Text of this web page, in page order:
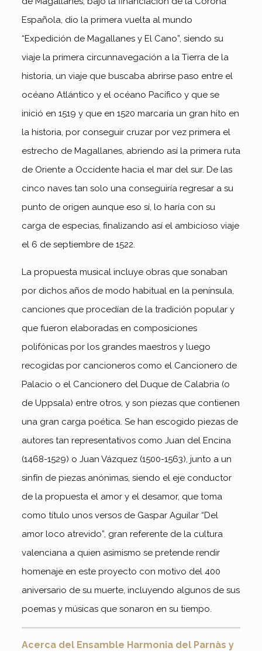
Española, dio la primera vuelta al mundo
“Expedición de Magallanes y El Cano”, siendo su
viaje la primera circunnavegación a la Tierra de la
historia, un viaje que buscaba abrirse paso entre el
océano Atlántico y el océano Pacífico y que se
inició en 1519 y que en 1520 marcaría un gran hito en
la historia, por conseguir cruzar por vez primera el
estrecho de Magallanes, abriendo así la primera ruta
de Oriente a Occidente hacia el mar del sur. De las
cinco naves tan solo una conseguiría regresar a su
punto de origen aunque eso sí, lo haría con su
carga de especias, finalizando así el ambicioso viaje
el 6 de septiembre de 1522.
La propuesta musical incluye obras que sonaban
por dichos años de modo habitual en la península,
canciones que procedían de la tradición popular y
que fueron elaboradas en composiciones
polifónicas por los grandes maestros y luego
recogidas por cancioneros como el Cancionero de
Palacio o el Cancionero del Duque de Calabria (o
de Uppsala) entre otros, y son piezas que contienen
una gran carga poética. Se han escogido piezas de
autores tan representativos como Juan del Encina
(1468-1529) o Juan Vázquez (1500-1563), junto a un
sinfín de piezas anónimas, siendo el eje conductor
de la propuesta el amor y el desamor, que toma
como título unos versos de Gaspar Aguilar “Del
amor loco atrevido”, gran referente de la cultura
valenciana a quien asimismo se pretende rendir
homenaje en este proyecto con motivo del 400
aniversario de su muerte, incluyendo algunos de sus
poemas y músicas que sonaron en su tiempo.
Acerca del Ensamble Harmonia del Parnàs y